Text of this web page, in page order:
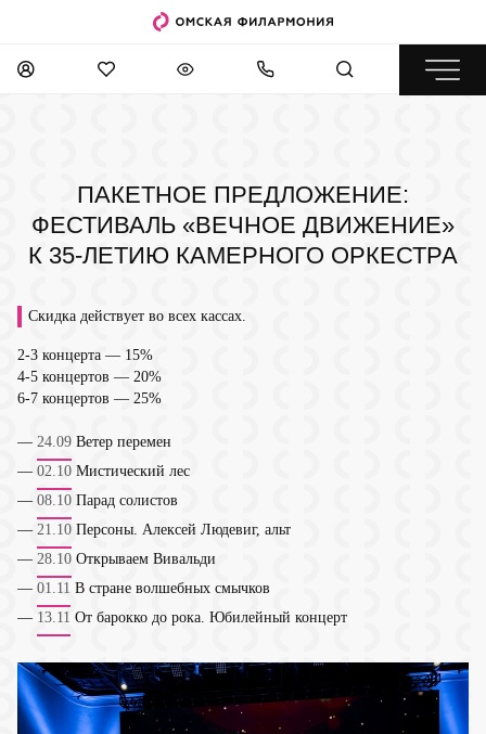
ПАКЕТНОЕ ПРЕДЛОЖЕНИЕ:
ФЕСТИВАЛЬ «ВЕЧНОЕ ДВИЖЕНИЕ»
К 35-ЛЕТИЮ КАМЕРНОГО ОРКЕСТРА
Скидка действует во всех кассах.
2-3 концерта — 15%
4-5 концертов — 20%
6-7 концертов — 25%
— 24.09 Ветер перемен
— 02.10 Мистический лес
— 08.10 Парад солистов
— 21.10 Персоны. Алексей Людевиг, альт
— 28.10 Открываем Вивальди
— 01.11 В стране волшебных смычков
— 13.11 От барокко до рока. Юбилейный концерт